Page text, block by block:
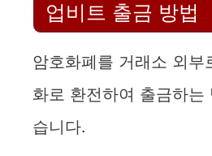
업비트 출금 방법
암호화폐를 거래소 외부
화로 환전하여 출금하는
습니다.